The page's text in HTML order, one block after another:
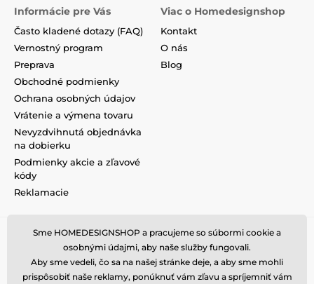
Informácie pre Vás
Často kladené dotazy (FAQ)
Vernostný program
Preprava
Obchodné podmienky
Ochrana osobných údajov
Vrátenie a výmena tovaru
Nevyzdvihnutá objednávka
na dobierku
Podmienky akcie a zľavové
kódy
Reklamacie
Viac o Homedesignshop
Kontakt
O nás
Blog
Sme HOMEDESIGNSHOP a pracujeme so súbormi cookie a
osobnými údajmi, aby naše služby fungovali.
Aby sme vedeli, čo sa na našej stránke deje, a aby sme mohli
prispôsobiť naše reklamy, ponúknuť vám zľavu a spríjemniť vám